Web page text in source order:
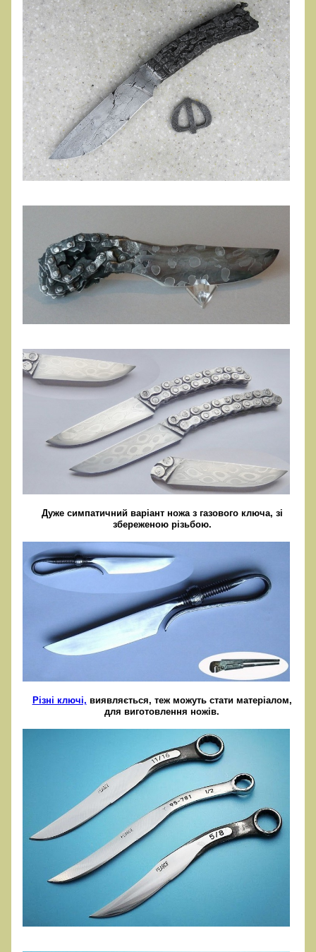
Дуже симпатичний варіант ножа з газового ключа, зі
збереженою різьбою.
Різні ключі, виявляється, теж можуть стати матеріалом,
для виготовлення ножів.